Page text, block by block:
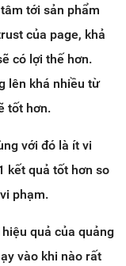
tới sản phẩm
của page, khả
có lợi thế hơn.
lên khá nhiều từ
tốt hơn.
với đó là ít vi
kết quả tốt hơn so
phạm.
quả của quảng
vào khi nào rất